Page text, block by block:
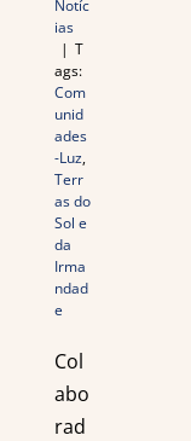
Notíc
ias
| T
ags:
Com
unid
ades
-Luz,
Terr
as do
Sol e
da
Irma
ndad
e
Col
abo
rad